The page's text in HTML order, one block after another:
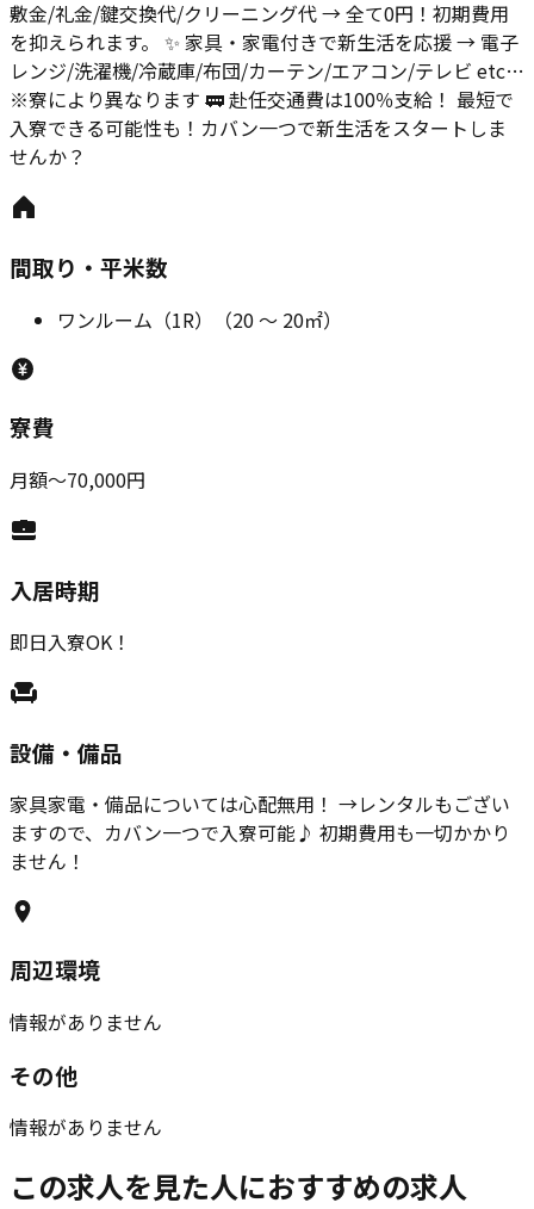
敷金/礼金/鍵交換代/クリーニング代 → 全て0円！初期費用
を抑えられます。 ✨ 家具・家電付きで新生活を応援 → 電子
レンジ/洗濯機/冷蔵庫/布団/カーテン/エアコン/テレビ etc…
※寮により異なります 🚃 赴任交通費は100％支給！ 最短で
入寮できる可能性も！カバン一つで新生活をスタートしま
せんか？
間取り・平米数
ワンルーム（1R） （20～ 20㎡）
寮費
月額〜70,000円
入居時期
即日入寮OK！
設備・備品
家具家電・備品については心配無用！ →レンタルもござい
ますので、カバン一つで入寮可能♪ 初期費用も一切かかり
ません！
周辺環境
情報がありません
その他
情報がありません
この求人を見た人におすすめの求人